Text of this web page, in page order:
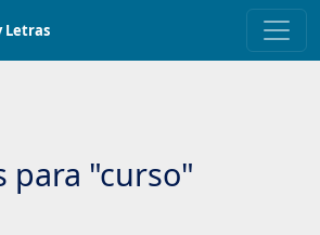
Letras
para "curso"